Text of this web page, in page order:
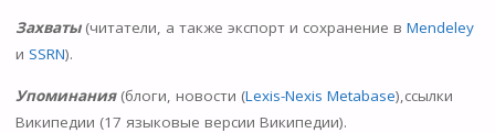
Захваты (читатели, а также экспорт и сохранение в Mendeley
и SSRN).
Упоминания (блоги, новости (Lexis-Nexis Metabase),ссылки
Википедии (17 языковые версии Википедии).